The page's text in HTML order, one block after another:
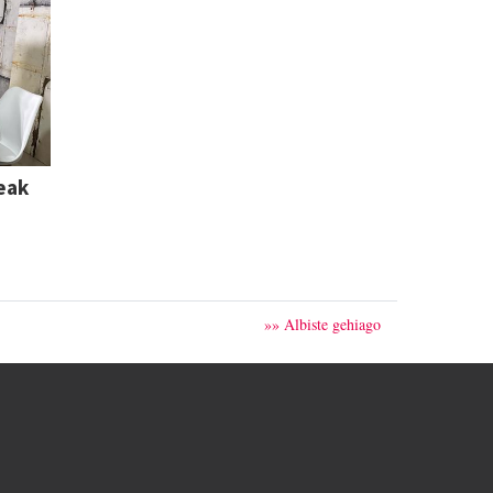
»» Albiste gehiago